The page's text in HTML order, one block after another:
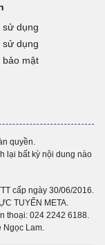
dụng
sử dụng
bảo mật
quyền.
lại bất kỳ nội dung nào
cấp ngày 30/06/2016.
TUYẾN META.
thoại: 024 2242 6188
Lam.